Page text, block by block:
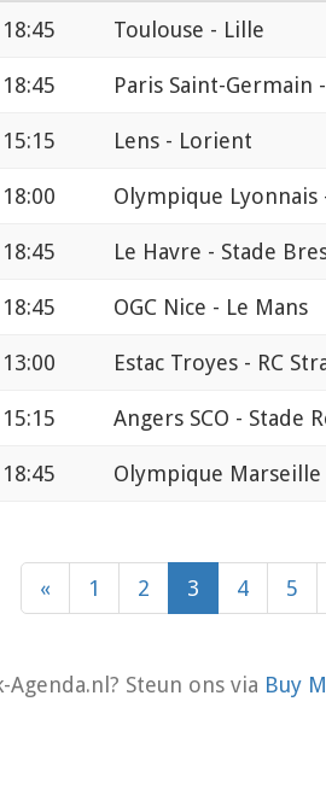
Toulouse - Lille
Paris Saint-Germain
Lens - Lorient
Olympique Lyonnais
Le Havre - Stade
OGC Nice - Le Mans
Estac Troyes - RC
Angers SCO - Stade
Olympique Marseille
« 1 2 3 4 5
Steun ons via Buy